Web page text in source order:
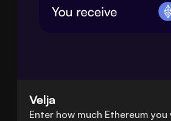
Velja
Enter how much Ethereum